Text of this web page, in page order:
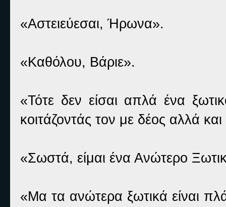
«Αστειεύεσαι, Ήρωνα».
«Καθόλου, Βάριε».
«Τότε δεν είσαι απλά ένα
κοιτάζοντάς τον με δέος αλλά
«Σωστά, είμαι ένα Ανώτερο
«Μα τα ανώτερα ξωτικά είναι